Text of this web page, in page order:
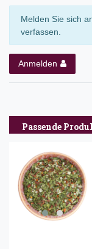
Melden Sie sich
verfassen.
Anmelden
Passende